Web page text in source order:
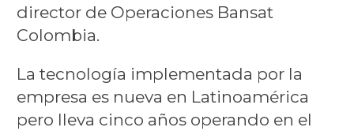
director de Operaciones Bansat
Colombia.
La tecnología implementada por la
empresa es nueva en Latinoamérica
pero lleva cinco años operando en el